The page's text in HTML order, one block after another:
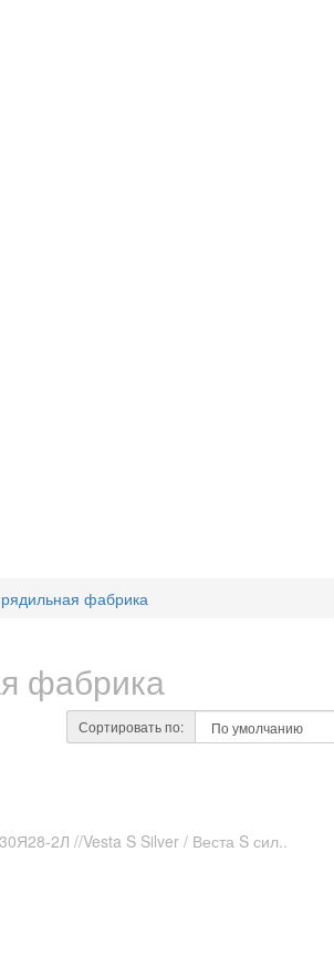
фабрика
фабрика
Сортировать по:
2Л //Vesta S Silver / Веста S сил..